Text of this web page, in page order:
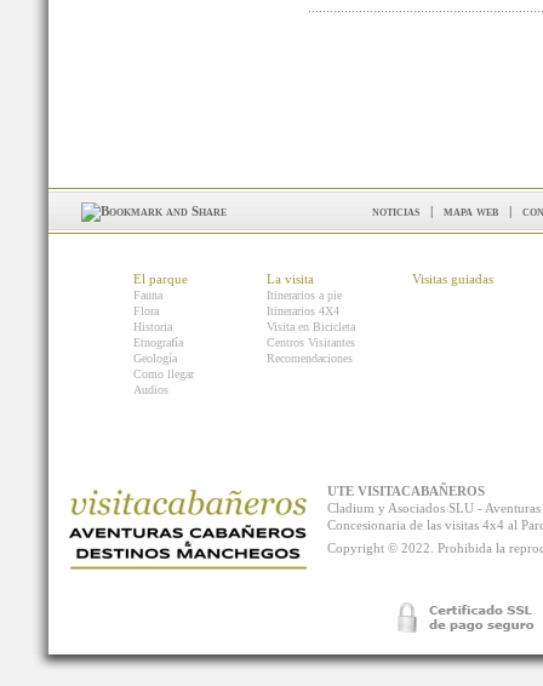
noticias | mapa web |
El parque
Fauna
Flora
Historia
Etnografía
Geología
Como llegar
Audios
La visita
Itinerarios a pie
Itinerarios 4X4
Visita en Bicicleta
Centros Visitantes
Recomendaciones
Visitas guiadas
UTE VISITACABAÑEROS
Cladium y Asociados SLU -
Concesionaria de las visitas 4x4 al
Copyright © 2022. Prohibida la